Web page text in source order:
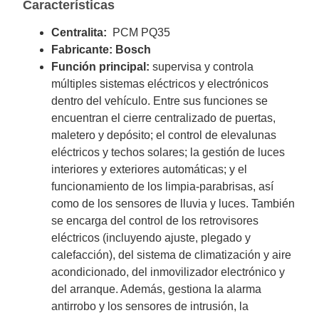
Características
Centralita: PCM PQ35
Fabricante: Bosch
Función principal: supervisa y controla
múltiples sistemas eléctricos y electrónicos
dentro del vehículo. Entre sus funciones se
encuentran el cierre centralizado de puertas,
maletero y depósito; el control de elevalunas
eléctricos y techos solares; la gestión de luces
interiores y exteriores automáticas; y el
funcionamiento de los limpia-parabrisas, así
como de los sensores de lluvia y luces. También
se encarga del control de los retrovisores
eléctricos (incluyendo ajuste, plegado y
calefacción), del sistema de climatización y aire
acondicionado, del inmovilizador electrónico y
del arranque. Además, gestiona la alarma
antirrobo y los sensores de intrusión, la